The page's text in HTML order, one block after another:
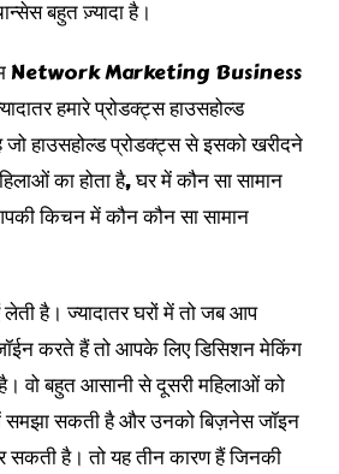
बहुत ज़्यादा है।
हम Network Marketing Business
हमारे प्रोडक्ट्स हाउसहोल्ड
जो हाउसहोल्ड प्रोडक्ट्स से इसको खरीदने
का होता है, घर में कौन सा सामान
किचन में कौन कौन सा सामान
लेती है। ज्यादातर घरों में तो जब आप
करते हैं तो आपके लिए डिसिशन मेकिंग
वो बहुत आसानी से दूसरी महिलाओं को
समझा सकती है और उनको बिज़नेस जॉइन
सकती है। तो यह तीन कारण हैं जिनकी